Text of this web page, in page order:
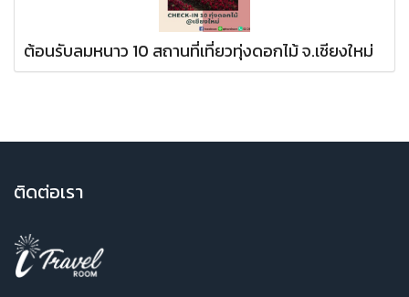
ต้อนรับลมหนาว 10 สถานที่เที่ยวทุ่งดอกไม้ จ.เชียงใหม่
ติดต่อเรา